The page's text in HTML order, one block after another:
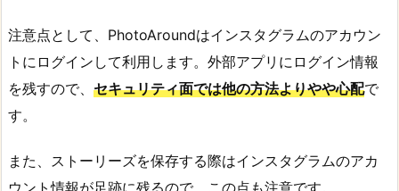
注意点として、PhotoAroundはインスタグラムのアカウン
トにログインして利用します。外部アプリにログイン情報
を残すので、 セキュリティ面では他の方法よりやや心配で
す。
また、ストーリーズを保存する際はインスタグラムのアカ
ウント情報が足跡に残るので、この点も注意です。